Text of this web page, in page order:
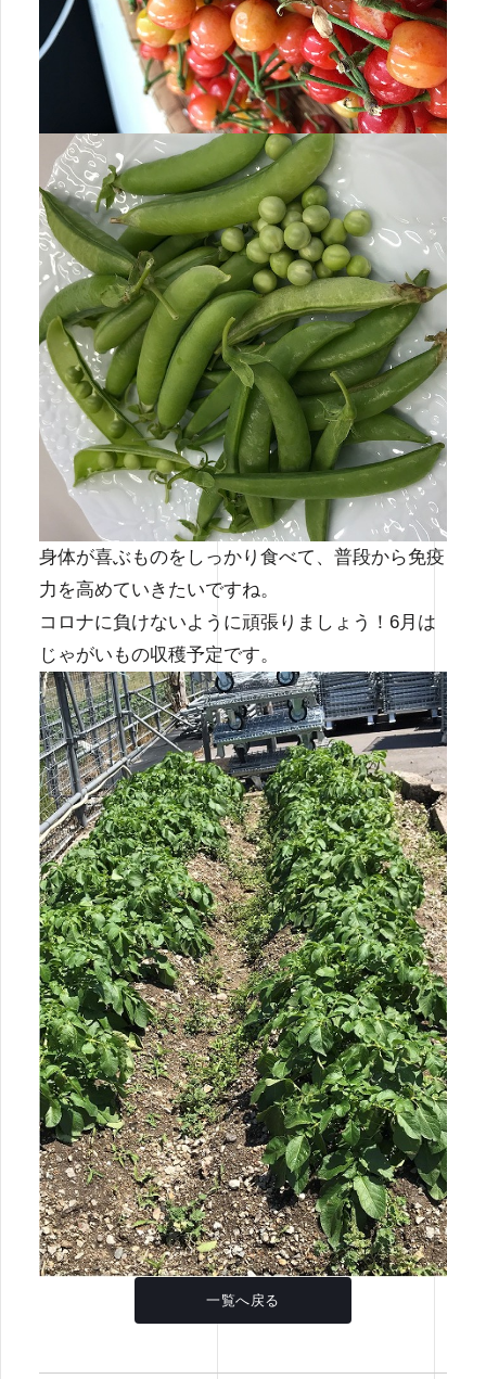
身体が喜ぶものをしっかり食べて、普段から免疫
力を高めていきたいですね。
コロナに負けないように頑張りましょう！6月は
じゃがいもの収穫予定です。
一覧へ戻る